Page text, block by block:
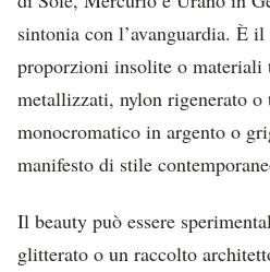
sintonia con l’avanguardia. È
proporzioni insolite o materiali
metallizzati, nylon rigenerato
monocromatico in argento o
manifesto di stile
Il beauty può essere
glitterato o un raccolto